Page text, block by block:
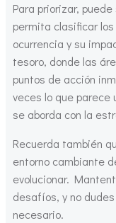
Para priorizar,
permita clasificar
ocurrencia y su
tesoro, donde las
puntos de acción
veces lo que parece
se aborda con la
Recuerda también
entorno cambiante
evolucionar.
desafíos, y no
necesario.